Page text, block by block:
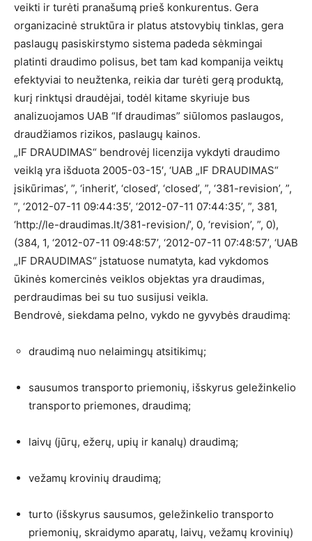
veikti ir turėti pranašumą prieš konkurentus. Gera
organizacinė struktūra ir platus atstovybių tinklas, gera
paslaugų pasiskirstymo sistema padeda sėkmingai
platinti draudimo polisus, bet tam kad kompanija veiktų
efektyviai to neužtenka, reikia dar turėti gerą produktą,
kurį rinktųsi draudėjai, todėl kitame skyriuje bus
analizuojamos UAB “If draudimas” siūlomos paslaugos,
draudžiamos rizikos, paslaugų kainos.
„IF DRAUDIMAS“ bendrovėj licenzija vykdyti draudimo
veiklą yra išduota 2005-03-15′, ‘UAB „IF DRAUDIMAS“
įsikūrimas’, ”, ‘inherit’, ‘closed’, ‘closed’, ”, ‘381-revision’, ”,
”, ‘2012-07-11 09:44:35’, ‘2012-07-11 07:44:35’, ”, 381,
‘http://le-draudimas.lt/381-revision/’, 0, ‘revision’, ”, 0),
(384, 1, ‘2012-07-11 09:48:57’, ‘2012-07-11 07:48:57’, ‘UAB
„IF DRAUDIMAS“ įstatuose numatyta, kad vykdomos
ūkinės komercinės veiklos objektas yra draudimas,
perdraudimas bei su tuo susijusi veikla.
Bendrovė, siekdama pelno, vykdo ne gyvybės draudimą:
draudimą nuo nelaimingų atsitikimų;
sausumos transporto priemonių, išskyrus geležinkelio
transporto priemones, draudimą;
laivų (jūrų, ežerų, upių ir kanalų) draudimą;
vežamų krovinių draudimą;
turto (išskyrus sausumos, geležinkelio transporto
priemonių, skraidymo aparatų, laivų, vežamų krovinių)